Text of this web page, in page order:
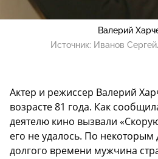
Валерий
Источник: Иванов
Актер и режиссер Валерий
возрасте 81 года. Как
деятелю кино вызвали
его не удалось. По
долгого времени мужчина